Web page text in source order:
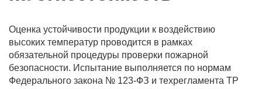
Оценка устойчивости продукции к воздействию
высоких температур проводится в рамках
обязательной процедуры проверки пожарной
безопасности. Испытание выполняется по нормам
Федерального закона № 123-ФЗ и техрегламента ТР